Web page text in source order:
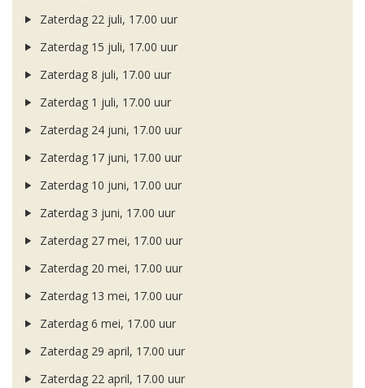
Zaterdag 22 juli, 17.00 uur
Zaterdag 15 juli, 17.00 uur
Zaterdag 8 juli, 17.00 uur
Zaterdag 1 juli, 17.00 uur
Zaterdag 24 juni, 17.00 uur
Zaterdag 17 juni, 17.00 uur
Zaterdag 10 juni, 17.00 uur
Zaterdag 3 juni, 17.00 uur
Zaterdag 27 mei, 17.00 uur
Zaterdag 20 mei, 17.00 uur
Zaterdag 13 mei, 17.00 uur
Zaterdag 6 mei, 17.00 uur
Zaterdag 29 april, 17.00 uur
Zaterdag 22 april, 17.00 uur